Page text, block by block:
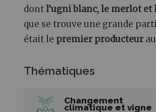
dontl’ugni blanc, le merlot et
que se trouve une grande
était le premier producteur
Thématiques
Changement
climatique et vigne